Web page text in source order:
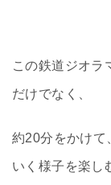
この鉄道ジオラ
だけでなく、
約20分をかけ
いく様子を楽し